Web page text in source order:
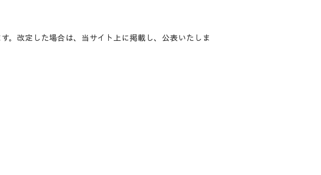
。改定した場合は、当サイト上に掲載し、公表いたしま